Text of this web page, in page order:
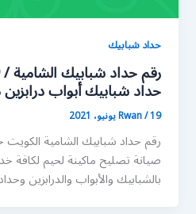
حداد شبابيك
حداد شبابيك أبواب
Rwan/19 يونيو، 2021
رقم حداد شبابيك الشامية
صيانة تصليح ماكينة لحيم لكافة
بالشبابيك والأبواب والدرابزين